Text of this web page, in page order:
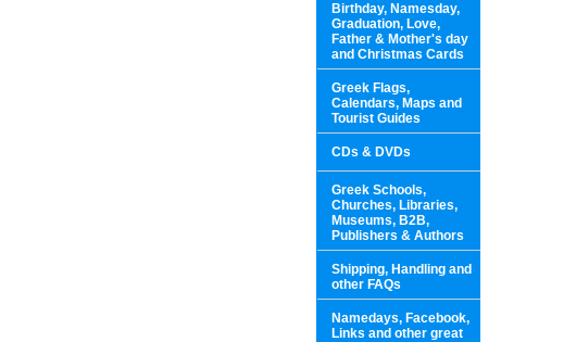
Birthday, Namesday,
Graduation, Love,
Father & Mother's day
and Christmas Cards
Greek Flags,
Calendars, Maps and
Tourist Guides
CDs & DVDs
Greek Schools,
Churches, Libraries,
Museums, B2B,
Publishers & Authors
Shipping, Handling and
other FAQs
Namedays, Facebook,
Links and other great